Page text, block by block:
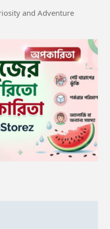
and Adventure